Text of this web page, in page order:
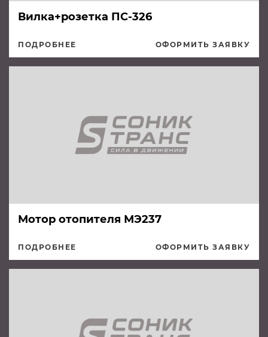
Вилка+розетка ПС-326
ПОДРОБНЕЕ ОФОРМИТЬ ЗАЯВКУ
Мотор отопителя МЭ237
ПОДРОБНЕЕ ОФОРМИТЬ ЗАЯВКУ